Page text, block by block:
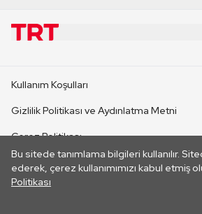
Bu sitede tanımlama bilgileri kullanılır.
ederek, çerez kullanımımızı kabul etmiş
Politikası
CANLI YAYINLAR
Kullanım Koşulları
Gizlilik Politikası ve Aydınlatma Metni
Çerez Politikası
İletişim
Her hakkı saklıdır. ©2026 TRT.